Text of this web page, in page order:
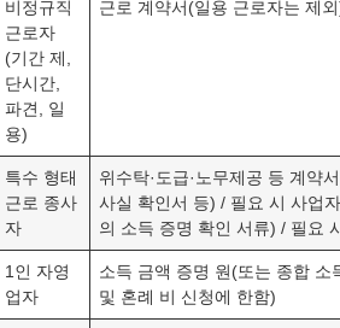
비정규직
근로자
(기간 제,
단시간,
파견, 일
용)
근로 계약서(일용 근로자는 제
특수 형태
근로 종사
자
위수탁·도급·노무제공 등 계약
사실 확인서 등) / 필요 시 사업
의 소득 증명 확인 서류) / 필요
1인 자영
업자
소득 금액 증명 원(또는 종합
및 혼례 비 신청에 한함)